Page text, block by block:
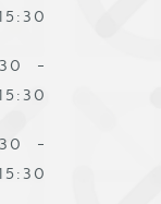
-
-